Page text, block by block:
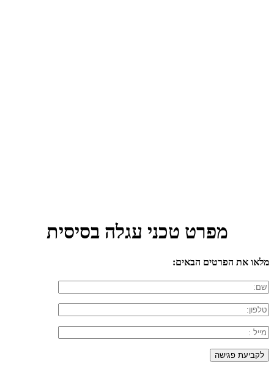
מפרט טכני עגלה בסיסית
מלאו את הפרטים הבאים: